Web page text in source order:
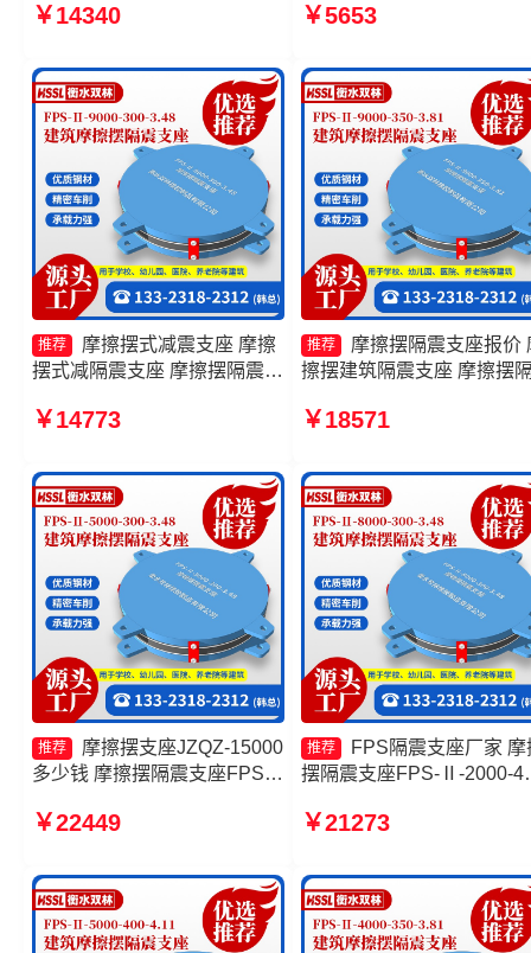
FPS-Ⅱ-2000-500-3.8源头工
￥14340
源头工厂 建筑摩擦摆隔震
￥5653
推荐
摩擦摆式减震支座 摩擦
摆式减隔震支座 摩擦摆隔震支
支座FPS-Ⅱ-2000-500-3.8源
￥14773
推荐
摩擦摆隔震支座报价
擦摆建筑隔震支座 摩擦摆
￥18571
推荐
摩擦摆支座JZQZ-15000
多少钱 摩擦摆隔震支座FPS-
FPSII-7000-400-4.11厂家 摩
￥22449
推荐
FPS隔震支座厂家 摩
摆隔震支座FPS-Ⅱ-2000-
震支座 摩擦摆隔震支座
￥21273